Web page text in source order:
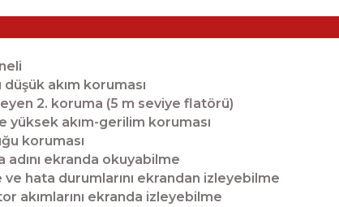
düşük akım koruması
2. koruma (5 m seviye flatörü)
yüksek akım-gerilim koruması
koruması
adını ekranda okuyabilme
ve hata durumlarını ekrandan izleyebilme
akımlarını ekranda izleyebilme